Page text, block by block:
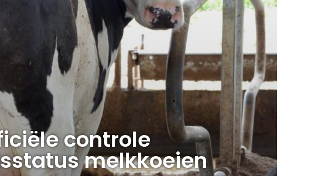
controle
melkkoeien